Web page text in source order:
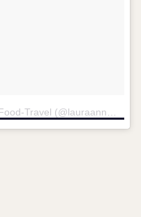
A post shared by Laura k-Fashion-Food-Travel (@lauraannmagee85)